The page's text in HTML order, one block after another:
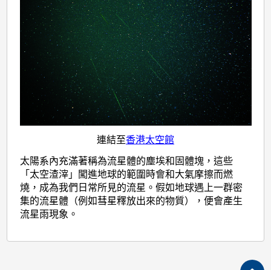
連結至香港太空館
太陽系內充滿著稱為流星體的塵埃和固體塊，這些
「太空渣滓」闖進地球的範圍時會和大氣摩擦而燃
燒，成為我們日常所見的流星。假如地球遇上一群密
集的流星體（例如彗星釋放出來的物質），便會產生
流星雨現象。